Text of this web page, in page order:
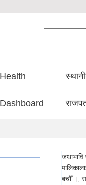
Health
Dashboard
बचौँ ।,